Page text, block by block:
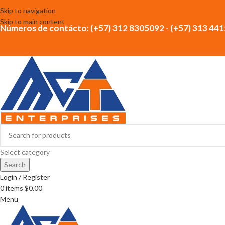
Skip to navigation
Skip to main content
Números de contácto: (+57) 312 8305092 - (+57) 313
Select category
Search
Login / Register
0items $0.00
Menu